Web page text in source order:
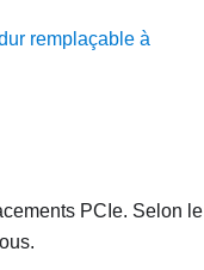
remplaçable à
PCIe. Selon le